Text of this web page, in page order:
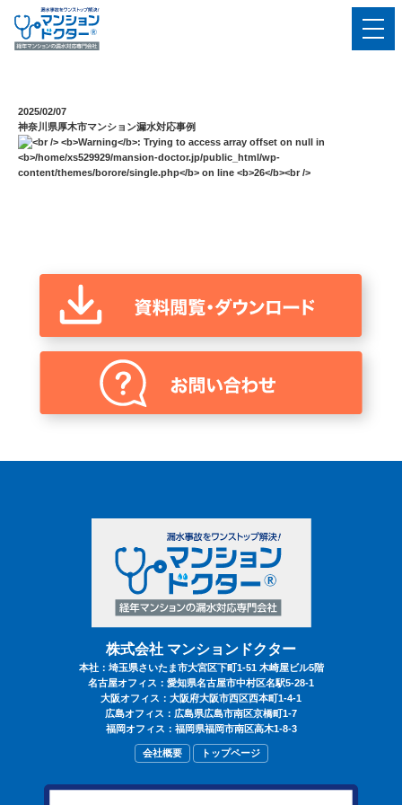
マンションドクター を知る
漏水事故の解決までの流れ
よくある質問
2025/02/07
神奈川県厚木市マンション漏水対応事例
株式会社 マンションドクター
本社：埼玉県さいたま市大宮区下町1-51 木崎屋ビル5階
名古屋オフィス：愛知県名古屋市中村区名駅5-28-1
大阪オフィス：大阪府大阪市西区西本町1-4-1
広島オフィス：広島県広島市南区京橋町1-7
福岡オフィス：福岡県福岡市南区高木1-8-3
会社概要 トップページ